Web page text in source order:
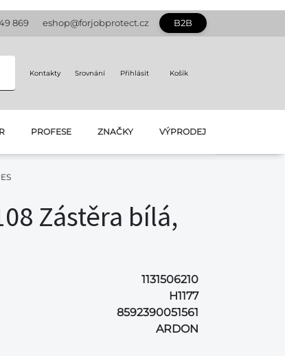
869 eshop@forjobprotect.cz B2B
Kontakty Srovnání Přihlásit Košík
PROFESE ZNAČKY VÝPRODEJ
Zástěra bílá,
1131506210
H1177
8592390051561
ARDON